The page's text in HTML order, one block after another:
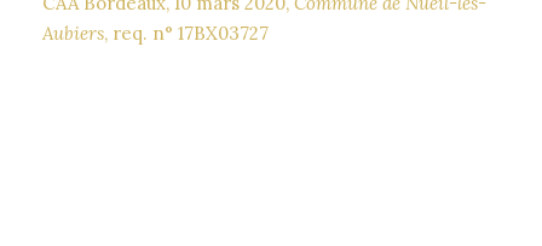
Aubiers, req. n° 17BX03727